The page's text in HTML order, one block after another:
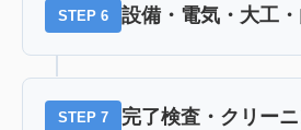
STEP 6 設備・電気・大工
STEP 7 完了検査・クリー